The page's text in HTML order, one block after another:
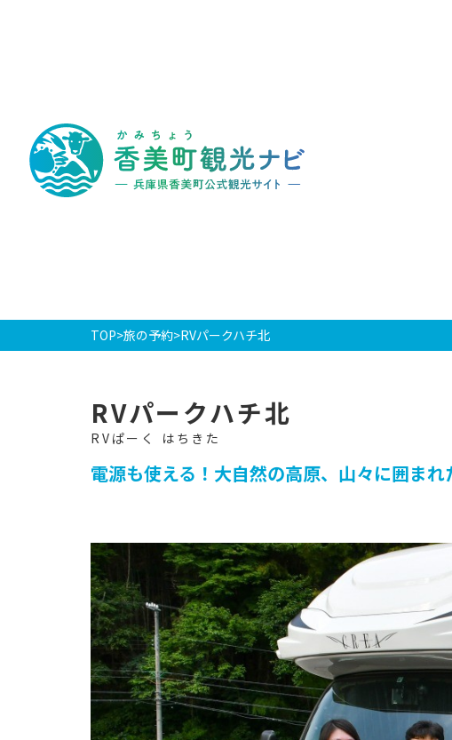
香
美
町
観
光
美
町
公
式
観
光
サ
TOP 旅の予約 RVパークハチ北
RVパークハチ北
電源も使える！大自然の高原、山々に囲まれ